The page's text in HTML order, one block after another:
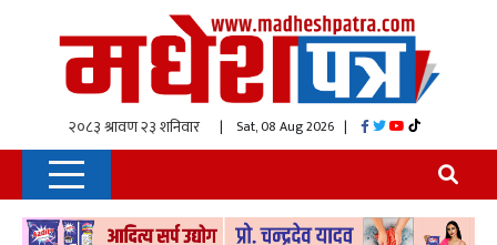
| Sat, 08 Aug 2026 |